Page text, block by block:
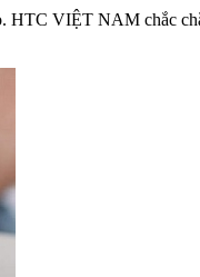
VIỆT NAM chắc